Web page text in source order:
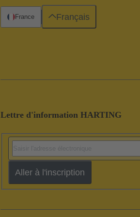
Lettre d'information HARTING
Aller à l'inscription
France Français